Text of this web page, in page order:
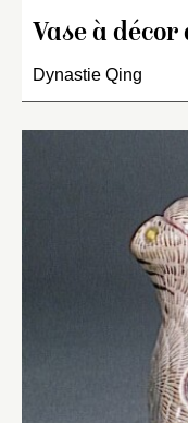
Vase à
Dynastie Qing